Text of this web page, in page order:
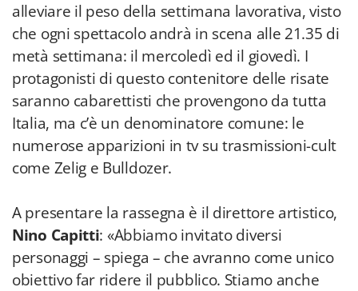
alleviare il peso della settimana lavorativa, visto
che ogni spettacolo andrà in scena alle 21.35 di
metà settimana: il mercoledì ed il giovedì. I
protagonisti di questo contenitore delle risate
saranno cabarettisti che provengono da tutta
Italia, ma c’è un denominatore comune: le
numerose apparizioni in tv su trasmissioni-cult
come Zelig e Bulldozer.
A presentare la rassegna è il direttore artistico,
Nino Capitti: «Abbiamo invitato diversi
personaggi – spiega – che avranno come unico
obiettivo far ridere il pubblico. Stiamo anche